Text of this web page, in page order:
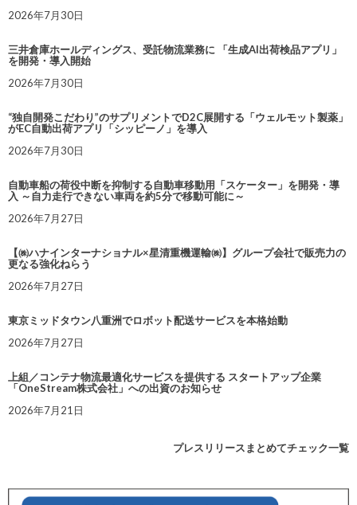
2026年7月30日
三井倉庫ホールディングス、受託物流業務に 「生成AI出荷検品アプリ」
を開発・導入開始
2026年7月30日
“独自開発こだわり”のサプリメントでD2C展開する「ウェルモット製薬」
がEC自動出荷アプリ「シッピーノ」を導入
2026年7月30日
自動車船の荷役中断を抑制する自動車移動用「スケーター」を開発・導
入 ～自力走行できない車両を約5分で移動可能に～
2026年7月27日
【㈱ハナインターナショナル×星清重機運輸㈱】グループ会社で販売力の
更なる強化ねらう
2026年7月27日
東京ミッドタウン八重洲でロボット配送サービスを本格始動
2026年7月27日
上組／コンテナ物流最適化サービスを提供する スタートアップ企業
「OneStream株式会社」への出資のお知らせ
2026年7月21日
プレスリリースまとめてチェック一覧